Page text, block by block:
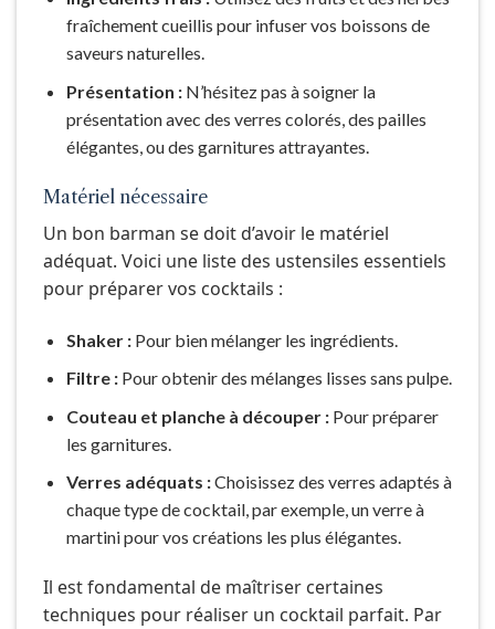
fraîchement cueillis pour infuser vos boissons de
saveurs naturelles.
Présentation :N’hésitez pas à soigner la
présentation avec des verres colorés, des pailles
élégantes, ou des garnitures attrayantes.
Matériel nécessaire
Un bon barman se doit d’avoir le matériel
adéquat. Voici une liste des ustensiles essentiels
pour préparer vos cocktails :
Shaker :Pour bien mélanger les ingrédients.
Filtre :Pour obtenir des mélanges lisses sans pulpe.
Couteau et planche à découper :Pour préparer
les garnitures.
Verres adéquats :Choisissez des verres adaptés à
chaque type de cocktail, par exemple, un verre à
martini pour vos créations les plus élégantes.
Il est fondamental de maîtriser certaines
techniques pour réaliser un cocktail parfait. Par